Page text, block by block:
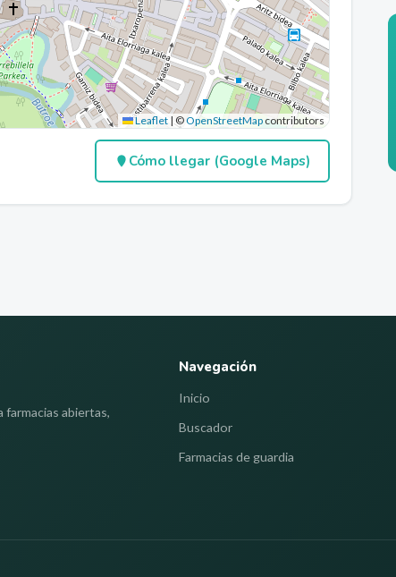
Leaflet |©OpenStreetMapcontributors
Cómo llegar (Google Maps)
farmacias abiertas,
Navegación
Inicio
Buscador
Farmacias de guardia